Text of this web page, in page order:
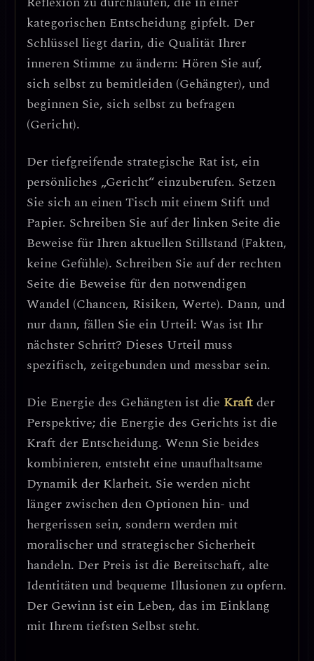
kategorischen Entscheidung gipfelt. Der
Schlüssel liegt darin, die Qualität Ihrer
inneren Stimme zu ändern: Hören Sie auf,
sich selbst zu bemitleiden (Gehängter), und
beginnen Sie, sich selbst zu befragen
(Gericht).
Der tiefgreifende strategische Rat ist, ein
persönliches „Gericht“ einzuberufen. Setzen
Sie sich an einen Tisch mit einem Stift und
Papier. Schreiben Sie auf der linken Seite die
Beweise für Ihren aktuellen Stillstand (Fakten,
keine Gefühle). Schreiben Sie auf der rechten
Seite die Beweise für den notwendigen
Wandel (Chancen, Risiken, Werte). Dann, und
nur dann, fällen Sie ein Urteil: Was ist Ihr
nächster Schritt? Dieses Urteil muss
spezifisch, zeitgebunden und messbar sein.
Die Energie des Gehängten ist die Kraftder
Perspektive; die Energie des Gerichts ist die
Kraft der Entscheidung. Wenn Sie beides
kombinieren, entsteht eine unaufhaltsame
Dynamik der Klarheit. Sie werden nicht
länger zwischen den Optionen hin- und
hergerissen sein, sondern werden mit
moralischer und strategischer Sicherheit
handeln. Der Preis ist die Bereitschaft, alte
Identitäten und bequeme Illusionen zu opfern.
Der Gewinn ist ein Leben, das im Einklang
mit Ihrem tiefsten Selbst steht.